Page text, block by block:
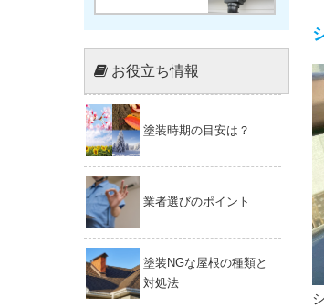
お役立ち情報
塗装時期の目安は？
業者選びのポイント
塗装NGな屋根の種類と
対処法